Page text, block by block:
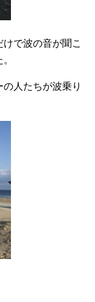
で波の音が聞こ
人たちが波乗り